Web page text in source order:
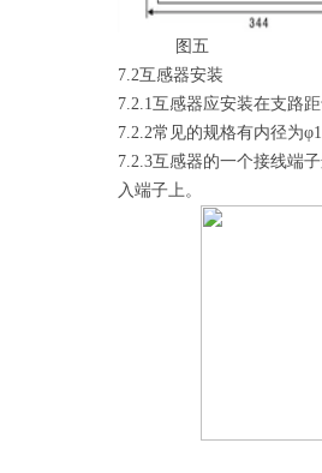
图五
7.2互感器安装
7.2.1互感器应安装在支路
7.2.2常见的规格有内径为
7.2.3互感器的一个接线端
入端子上。